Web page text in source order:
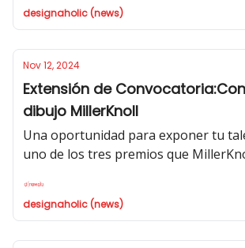
designaholic (news)
Nov 12, 2024
Extensión de
dibujo MillerKnoll
Una oportunidad para exponer tu
uno de los tres premios que
designaholic (news)